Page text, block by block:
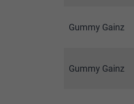
Gummy Gainz
Gummy Gainz